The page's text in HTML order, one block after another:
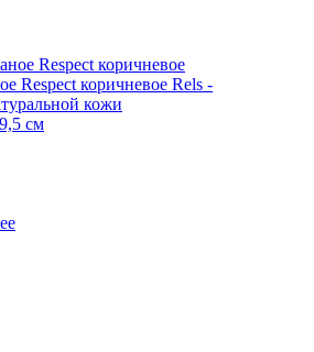
Respect коричневое Rels -
кожи
см